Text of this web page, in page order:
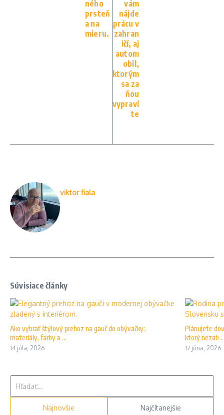
ného
prsteň
a na
mieru.
vám
nájde
prácu v
zahran
ičí, aj
autom
obil,
ktorým
sa za
ňou
vypraví
te
viktor fiala
Súvisiace články
Ako vybrať štýlový prehoz na gauč do obývačky:
materiály, farby a ...
14 júla, 2026
Plánujete
ktorý nezab
17 júna, 2026
Najnovšie Najčítanejšie